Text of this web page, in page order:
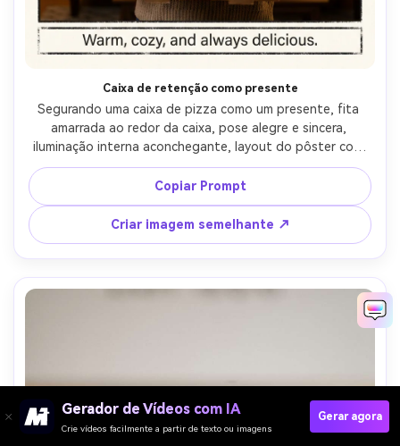
Caixa de retenção como presente
Segurando uma caixa de pizza como um presente, fita
amarrada ao redor da caixa, pose alegre e sincera,
iluminação interna aconchegante, layout do pôster com
manchete na parte superior e pequena legenda na parte
inferior, tons naturais da pele e textura realista do
tecido, classificação de cores limpas, moldura pronta para
impressão, lente de 85mm, profundidade de campo rasa-
AR 4:5
Copiar Prompt
Criar imagem semelhante ↗
Gerador de Vídeos com IA
Crie vídeos facilmente a partir de texto ou imagens
Gerar agora